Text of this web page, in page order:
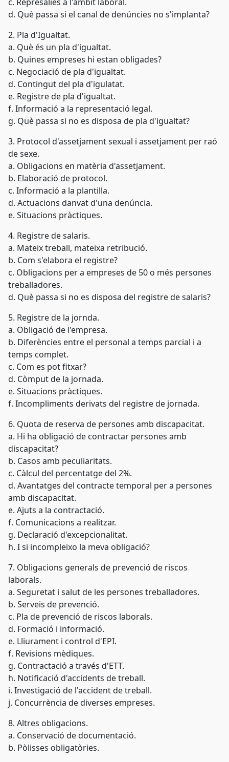
d. Què passa si el canal de denúncies no s'implanta?
2. Pla d'Igualtat.
a. Què és un pla d'igualtat.
b. Quines empreses hi estan obligades?
c. Negociació de pla d'igualtat.
d. Contingut del pla d'igulatat.
e. Registre de pla d'igualtat.
f. Informació a la representació legal.
g. Què passa si no es disposa de pla d'igualtat?
3. Protocol d'assetjament sexual i assetjament per raó
de sexe.
a. Obligacions en matèria d'assetjament.
b. Elaboració de protocol.
c. Informació a la plantilla.
d. Actuacions danvat d'una denúncia.
e. Situacions pràctiques.
4. Registre de salaris.
a. Mateix treball, mateixa retribució.
b. Com s'elabora el registre?
c. Obligacions per a empreses de 50 o més persones
treballadores.
d. Què passa si no es disposa del registre de salaris?
5. Registre de la jornda.
a. Obligació de l'empresa.
b. Diferències entre el personal a temps parcial i a
temps complet.
c. Com es pot fitxar?
d. Còmput de la jornada.
e. Situacions pràctiques.
f. Incompliments derivats del registre de jornada.
6. Quota de reserva de persones amb discapacitat.
a. Hi ha obligació de contractar persones amb
discapacitat?
b. Casos amb peculiaritats.
c. Càlcul del percentatge del 2%.
d. Avantatges del contracte temporal per a persones
amb discapacitat.
e. Ajuts a la contractació.
f. Comunicacions a realitzar.
g. Declaració d'excepcionalitat.
h. I si incompleixo la meva obligació?
7. Obligacions generals de prevenció de riscos
laborals.
a. Seguretat i salut de les persones treballadores.
b. Serveis de prevenció.
c. Pla de prevenció de riscos laborals.
d. Formació i informació.
e. Lliurament i control d'EPI.
f. Revisions mèdiques.
g. Contractació a través d'ETT.
h. Notificació d'accidents de treball.
i. Investigació de l'accident de treball.
j. Concurrència de diverses empreses.
8. Altres obligacions.
a. Conservació de documentació.
b. Pòlisses obligatòries.